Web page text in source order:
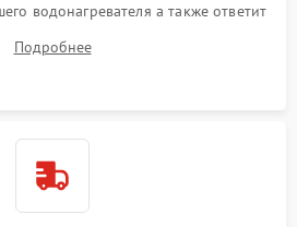
водонагревателя а также ответит
Подробнее